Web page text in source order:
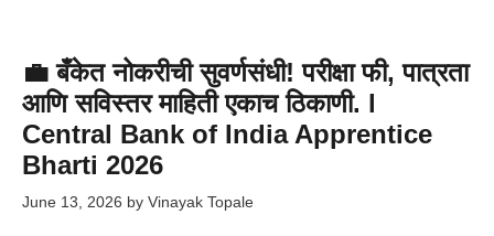
💼 बँकेत नोकरीची सुवर्णसंधी! परीक्षा फी, पात्रता
आणि सविस्तर माहिती एकाच ठिकाणी. l
Central Bank of India Apprentice
Bharti 2026
June 13, 2026 by Vinayak Topale